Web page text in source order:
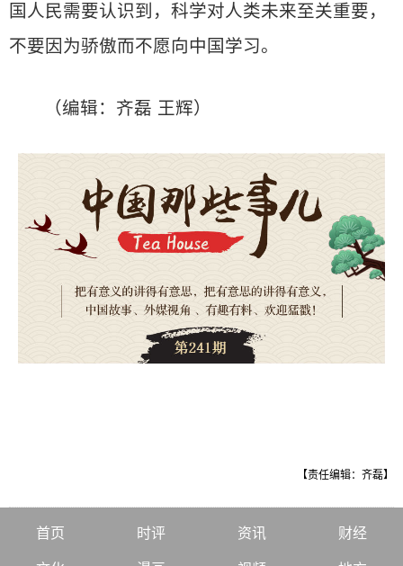
国人民需要认识到，科学对人类未来至关重要，
不要因为骄傲而不愿向中国学习。
（编辑：齐磊 王辉）
【责任编辑：齐磊】
首页 时评 资讯 财经